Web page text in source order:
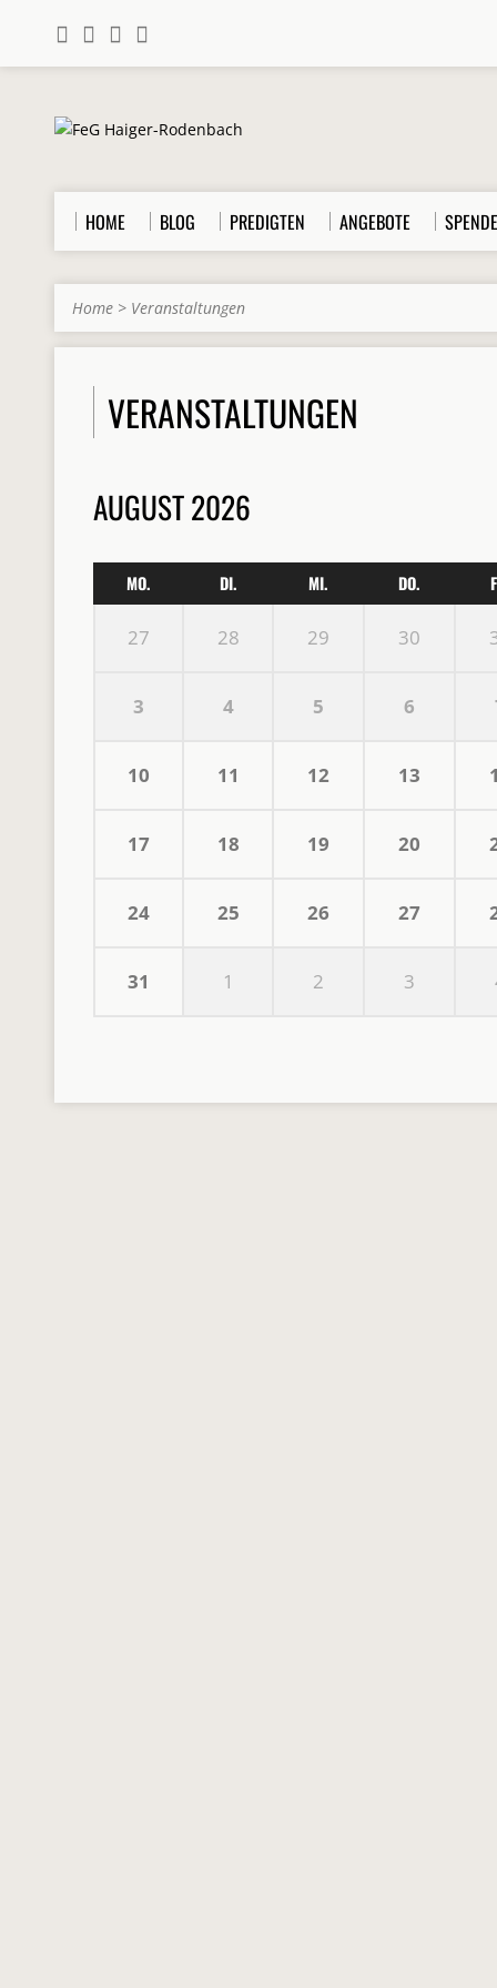
HOME BLOG PREDIGTEN ANGEBOTE
Home > Veranstaltungen
VERANSTALTUNGEN
AUGUST 2026
MO. DI. MI. DO.
27 28 29 30
3 4 5 6
10 11 12 13
17 18 19 20
24 25 26 27
31 1 2 3